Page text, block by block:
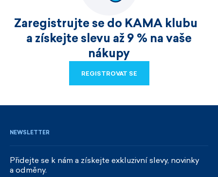
Zaregistrujte se do KAMA klubu
a získejte slevu až 9 % na vaše
nákupy
REGISTROVAT SE
NEWSLETTER
Přidejte se k nám a získejte exkluzivní slevy, novinky
a odměny.